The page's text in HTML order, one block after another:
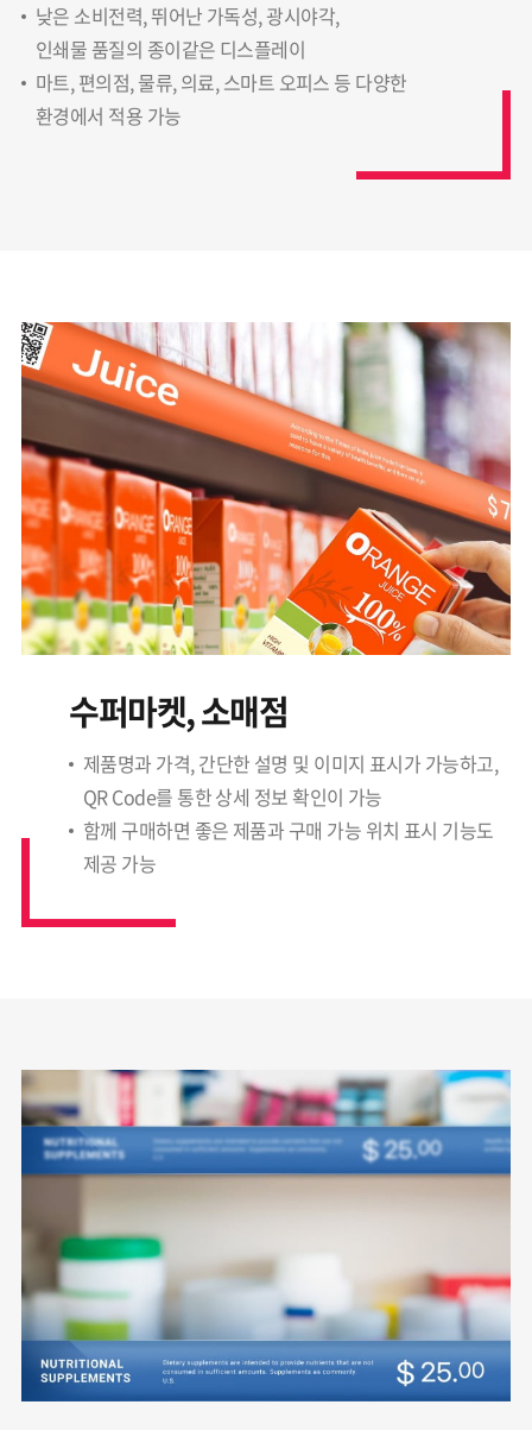
낮은 소비전력, 뛰어난 가독성, 광시야각,
인쇄물 품질의 종이같은 디스플레이
마트, 편의점, 물류, 의료, 스마트 오피스 등 다양한
환경에서 적용 가능
수퍼마켓, 소매점
제품명과 가격, 간단한 설명 및 이미지 표시가 가능하고,
QR Code를 통한 상세 정보 확인이 가능
함께 구매하면 좋은 제품과 구매 가능 위치 표시 기능도
제공 가능